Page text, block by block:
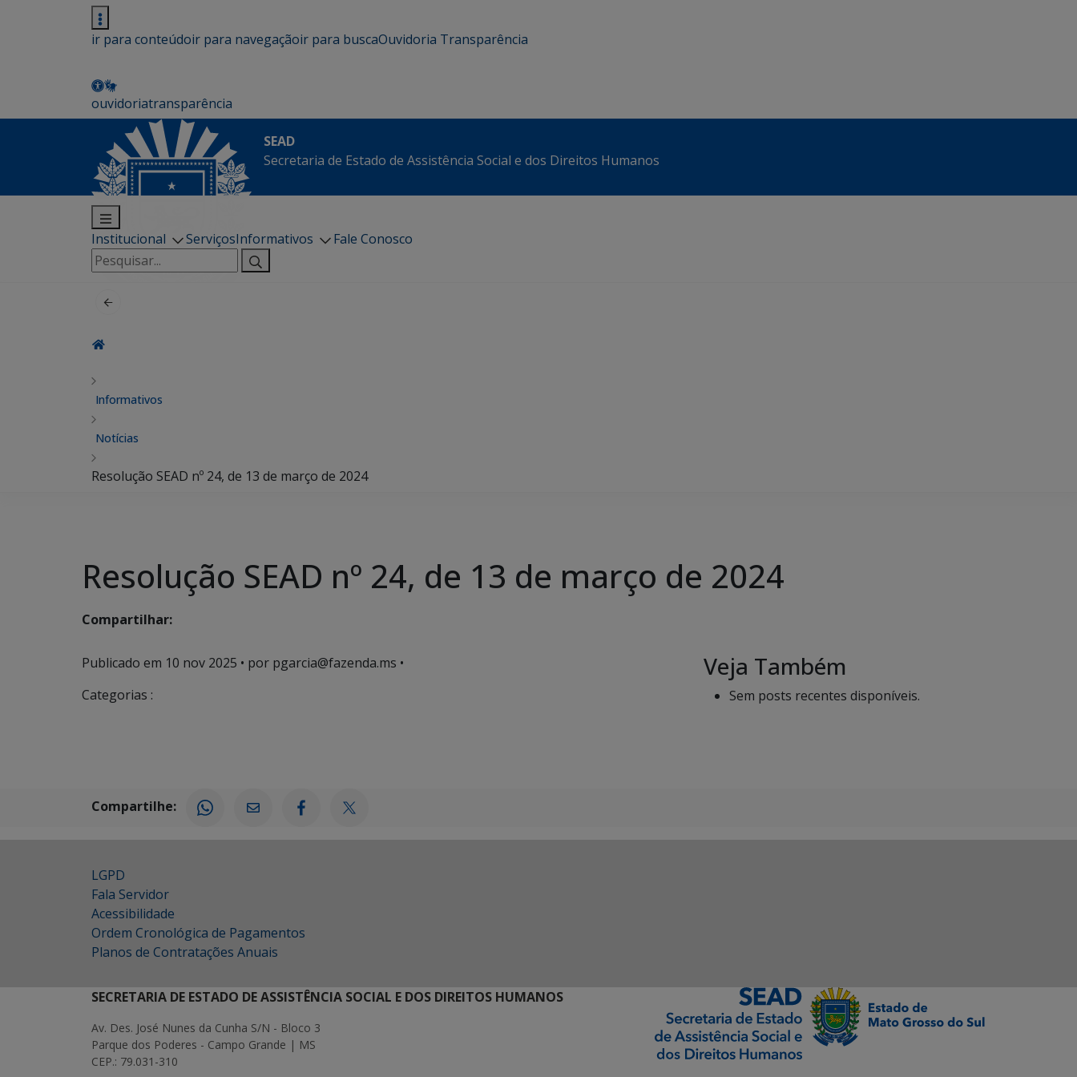
ir para conteúdoir para navegaçãoir para buscaOuvidoria Transparência
ouvidoriatransparência
SEAD
Secretaria de Estado de Assistência Social e dos Direitos Humanos
Institucional ServiçosInformativos
Fale Conosco
Pesquisar
por:
Informativos
Notícias
Resolução SEAD nº 24, de 13 de março de 2024
Resolução SEAD nº 24, de 13 de março de 2024
Compartilhar:
Publicado em 10 nov 2025 • por pgarcia@fazenda.ms •
Categorias :
Veja Também
Sem posts recentes disponíveis.
Compartilhe:
LGPD
Fala Servidor
Acessibilidade
Ordem Cronológica de Pagamentos
Planos de Contratações Anuais
SECRETARIA DE ESTADO DE ASSISTÊNCIA SOCIAL E DOS DIREITOS HUMANOS
Av. Des. José Nunes da Cunha S/N - Bloco 3
Parque dos Poderes - Campo Grande | MS
CEP.: 79.031-310